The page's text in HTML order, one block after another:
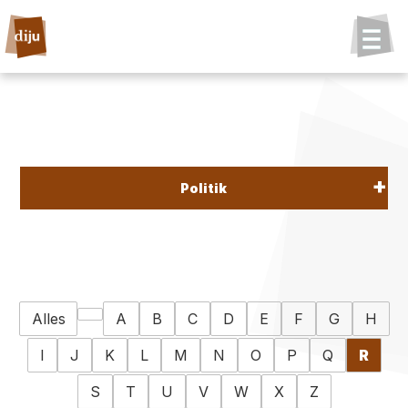
Politik
Alles A B C D E F G
H
I
J K L M N O P Q
R
S
T U V W X Z